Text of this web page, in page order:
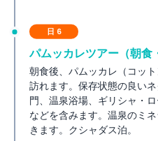
日 6
パムッカレツアー（朝食
朝食後、パムッカレ（コッ
訪れます。保存状態の良い
門、温泉浴場、ギリシャ・
などを含みます。温泉のミ
きます。クシャダス泊。